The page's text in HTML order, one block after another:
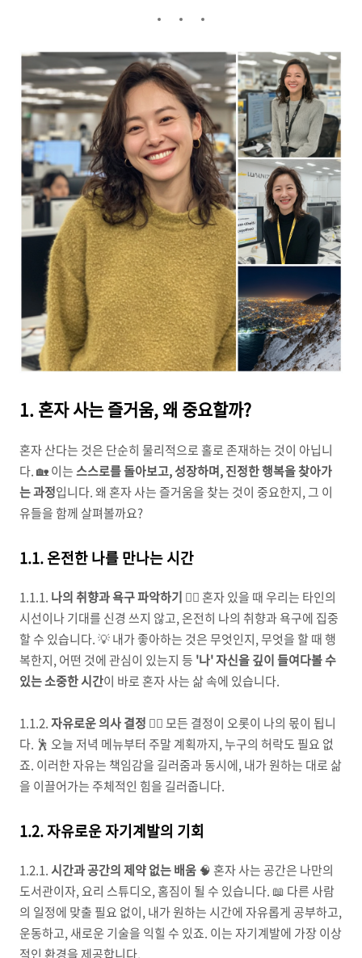
1. 혼자 사는 즐거움, 왜 중요할까?
혼자 산다는 것은 단순히 물리적으로 홀로 존재하는 것이 아닙니
다. 🏡 이는스스로를 돌아보고, 성장하며, 진정한 행복을 찾아가
는 과정입니다. 왜 혼자 사는 즐거움을 찾는 것이 중요한지, 그 이
유들을 함께 살펴볼까요?
1.1. 온전한 나를 만나는 시간
1.1.1. 나의 취향과 욕구 파악하기 🕵️‍♀️ 혼자 있을 때 우리는 타인의
시선이나 기대를 신경 쓰지 않고, 온전히 나의 취향과 욕구에 집중
할 수 있습니다. 💡 내가 좋아하는 것은 무엇인지, 무엇을 할 때 행
복한지, 어떤 것에 관심이 있는지 등 '나' 자신을 깊이 들여다볼 수
있는 소중한 시간이 바로 혼자 사는 삶 속에 있습니다.
1.1.2.자유로운 의사 결정 🤸‍♀️ 모든 결정이 오롯이 나의 몫이 됩니
다. 🕺 오늘 저녁 메뉴부터 주말 계획까지, 누구의 허락도 필요 없
죠. 이러한 자유는 책임감을 길러줌과 동시에, 내가 원하는 대로 삶
을 이끌어가는 주체적인 힘을 길러줍니다.
1.2. 자유로운 자기계발의 기회
1.2.1.시간과 공간의 제약 없는 배움 🧠 혼자 사는 공간은 나만의
도서관이자, 요리 스튜디오, 홈짐이 될 수 있습니다. 📖 다른 사람
의 일정에 맞출 필요 없이, 내가 원하는 시간에 자유롭게 공부하고,
운동하고, 새로운 기술을 익힐 수 있죠. 이는 자기계발에 가장 이상
적인 환경을 제공합니다.